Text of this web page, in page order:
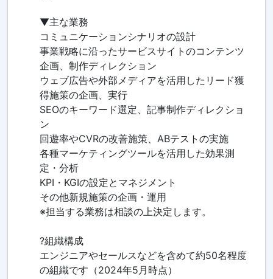
▼主な業務
コミュニケーションシナリオの設計
事業戦略に沿ったサービスサイトのコンテンツ
企画、制作ディレクション
ウェブ広告や外部メディアを活用したリード獲
得施策の企画、実行
SEOのキーワード選定、記事制作ディレクショ
ン
回遊率やCVRの改善施策、ABテストの実施
各種マーケティングツールを活用した効果測
定・分析
KPI・KGIの設定とマネジメント
その他新規施策の企画・運用
※担当する業務は相談の上決定します。
?組織構成
エンジニアやセールスなどを含めて約50名程度
の組織です（2024年5月時点）